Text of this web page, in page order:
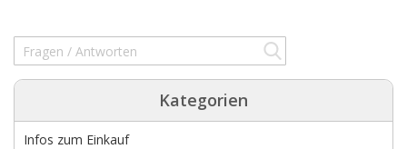
Kategorien
Infos zum Einkauf